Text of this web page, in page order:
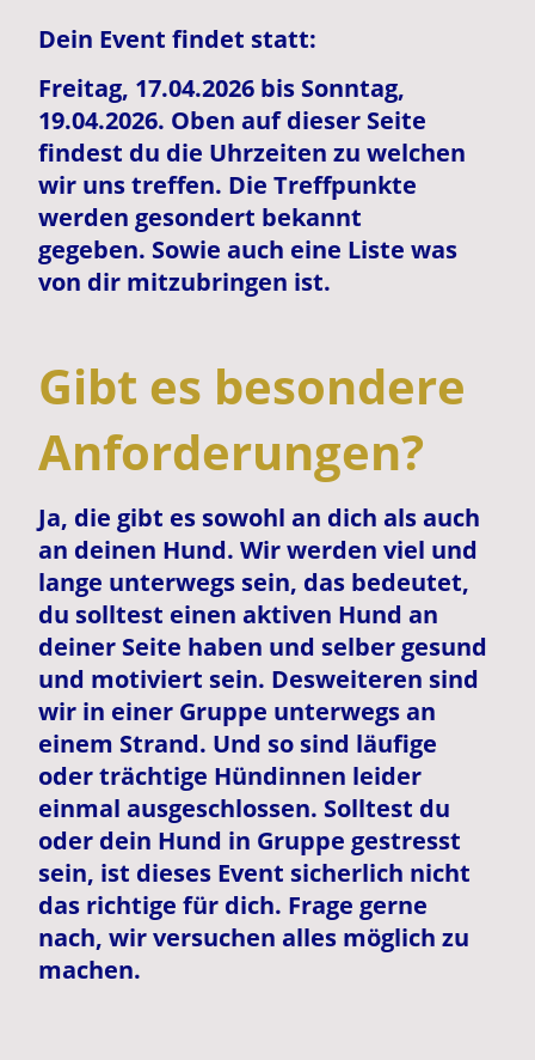
Dein Event findet statt:
Freitag, 17.04.2026 bis Sonntag,
19.04.2026. Oben auf dieser Seite
findest du die Uhrzeiten zu welchen
wir uns treffen. Die Treffpunkte
werden gesondert bekannt
gegeben. Sowie auch eine Liste was
von dir mitzubringen ist.
Gibt es besondere
Anforderungen?
Ja, die gibt es sowohl an dich als auch
an deinen Hund. Wir werden viel und
lange unterwegs sein, das bedeutet,
du solltest einen aktiven Hund an
deiner Seite haben und selber gesund
und motiviert sein. Desweiteren sind
wir in einer Gruppe unterwegs an
einem Strand. Und so sind läufige
oder trächtige Hündinnen leider
einmal ausgeschlossen. Solltest du
oder dein Hund in Gruppe gestresst
sein, ist dieses Event sicherlich nicht
das richtige für dich. Frage gerne
nach, wir versuchen alles möglich zu
machen.